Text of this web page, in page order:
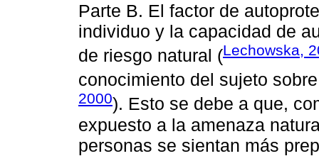
Parte B. El factor de
individuo y la capacidad de
de riesgo natural (Lechowska,
conocimiento del sujeto
2000). Esto se debe a que,
expuesto a la amenaza
personas se sientan más